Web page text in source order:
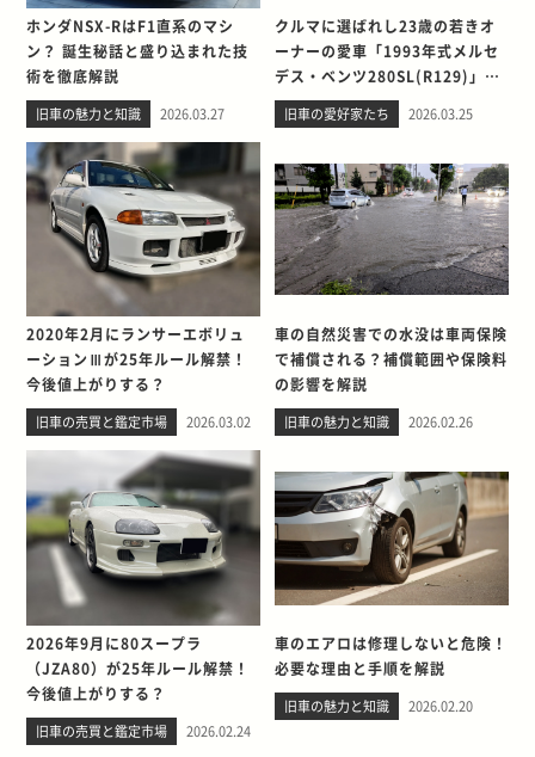
ホンダNSX-RはF1直系のマシ
ン？ 誕生秘話と盛り込まれた技
術を徹底解説
旧車の魅力と知識 2026.03.27
クルマに選ばれし23歳の若きオ
ーナーの愛車「1993年式メルセ
デス・ベンツ280SL(R129)」と
の出会い。そして別れを考える
旧車の愛好家たち 2026.03.25
2020年2月にランサーエボリュ
ーションⅢが25年ルール解禁！
今後値上がりする？
旧車の売買と鑑定市場 2026.03.02
車の自然災害での水没は車両保険
で補償される？補償範囲や保険料
の影響を解説
旧車の魅力と知識 2026.02.26
2026年9月に80スープラ
（JZA80）が25年ルール解禁！
今後値上がりする？
旧車の売買と鑑定市場 2026.02.24
車のエアロは修理しないと危険！
必要な理由と手順を解説
旧車の魅力と知識 2026.02.20